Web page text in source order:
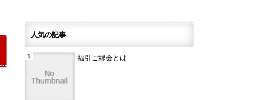
人気の記事
福引ご縁会とは